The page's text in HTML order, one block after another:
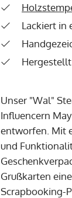
Lackiert in
Unser "Wal"
Influencern
entworfen. Mit
und
Grußkarten
Scrapbooking-